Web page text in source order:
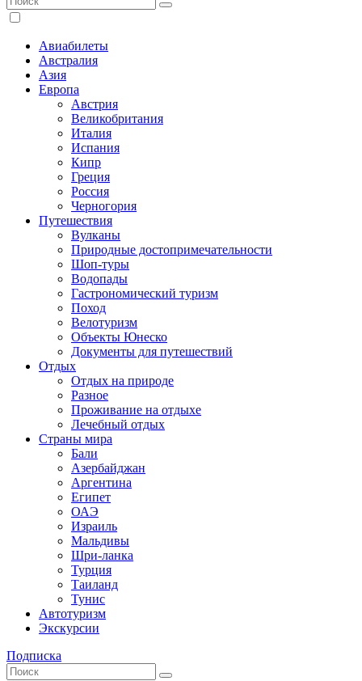
Авиабилеты
Австралия
Азия
Европа
Австрия
Великобритания
Италия
Испания
Кипр
Греция
Россия
Черногория
Путешествия
Вулканы
Природные достопримечательности
Шоп-туры
Водопады
Гастрономический туризм
Поход
Велотуризм
Объекты Юнеско
Документы для путешествий
Отдых
Отдых на природе
Разное
Проживание на отдыхе
Лечебный отдых
Страны мира
Бали
Азербайджан
Аргентина
Египет
ОАЭ
Израиль
Мальдивы
Шри-ланка
Турция
Таиланд
Тунис
Автотуризм
Экскурсии
Подписка